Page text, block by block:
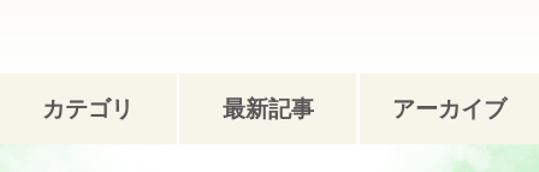
カテゴリ 最新記事 アーカイブ